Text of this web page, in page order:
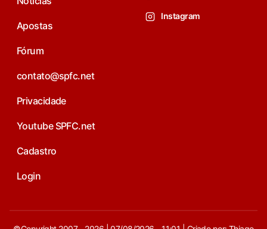
Apostas
Fórum
contato@spfc.net
Privacidade
Youtube SPFC.net
Cadastro
Login
Instagram